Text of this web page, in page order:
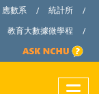
應數系 / 統計所
/
教育大數據微學程 /